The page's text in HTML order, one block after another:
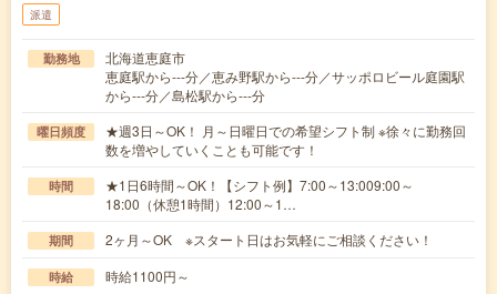
派遣
勤務地
北海道恵庭市
恵庭駅から---分／恵み野駅から---分／サッポロビール庭園駅
から---分／島松駅から---分
曜日頻度
★週3日～OK！ 月～日曜日での希望シフト制 ※徐々に勤務回
数を増やしていくことも可能です！
時間
★1日6時間～OK！【シフト例】7:00～13:009:00～
18:00（休憩1時間）12:00～1…
期間 2ヶ月～OK ※スタート日はお気軽にご相談ください！
時給 時給1100円～